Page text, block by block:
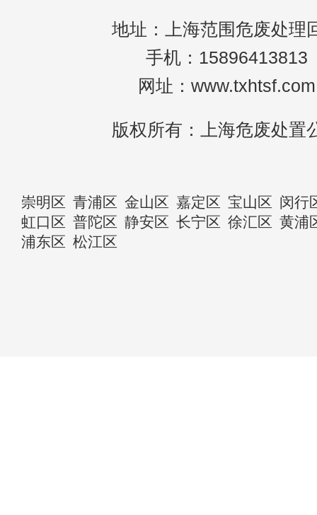
地址：上海范围危废处理
手机：15896413813
网址：www.txhtsf.com
版权所有：上海危废处置
崇明区 青浦区 金山区 嘉定区 宝山区 闵行
虹口区 普陀区 静安区 长宁区 徐汇区 黄浦
浦东区 松江区